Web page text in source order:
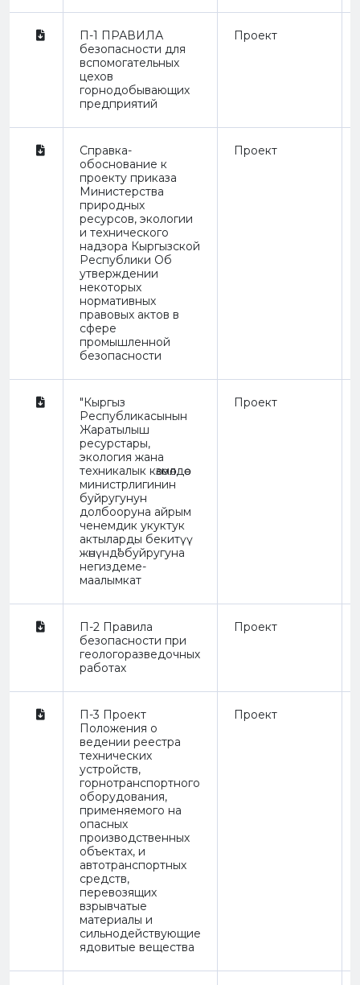
П-1 ПРАВИЛА
безопасности для
вспомогательных
цехов
горнодобывающих
предприятий
Проект
Справка-
обоснование к
проекту приказа
Министерства
природных
ресурсов, экологии
и технического
надзора Кыргызской
Республики Об
утверждении
некоторых
нормативных
правовых актов в
сфере
промышленной
безопасности
Проект
"Кыргыз
Республикасынын
Жаратылыш
ресурстары,
экология жана
техникалык көзөмөлдөө
министрлигинин
буйругунун
долбооруна айрым
ченемдик укуктук
актыларды бекитүү
жөнүндө" буйругуна
негиздеме-
маалымкат
Проект
П-2 Правила
безопасности при
геологоразведочных
работах
Проект
П-3 Проект
Положения о
ведении реестра
технических
устройств,
горнотранспортного
оборудования,
применяемого на
опасных
производственных
объектах, и
автотранспортных
средств,
перевозящих
взрывчатые
материалы и
сильнодействующие
ядовитые вещества
Проект